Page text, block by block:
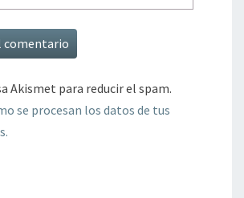
Akismet para reducir el spam.
se procesan los datos de tus